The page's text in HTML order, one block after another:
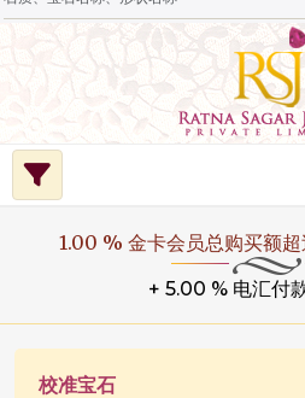
1.00 % 金卡会员总购买额
+ 5.00 % 电汇付
校准宝石